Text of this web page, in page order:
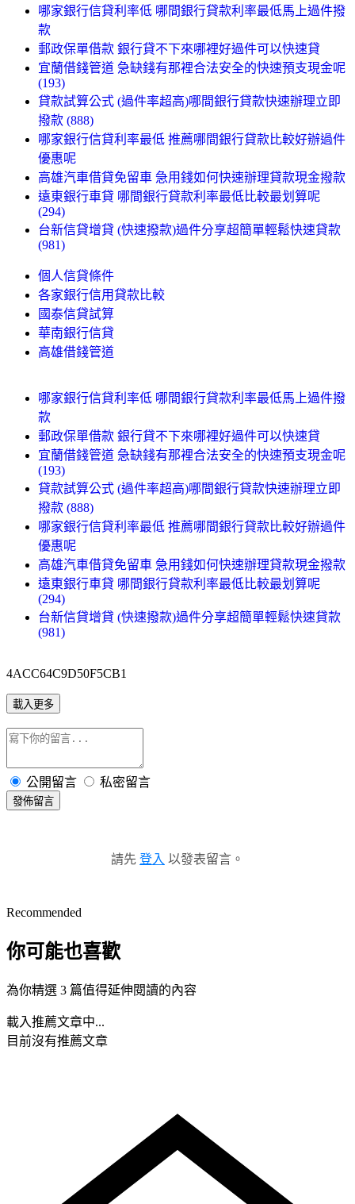
哪家銀行信貸利率低 哪間銀行貸款利率最低馬上過件撥
款
郵政保單借款 銀行貸不下來哪裡好過件可以快速貸
宜蘭借錢管道 急缺錢有那裡合法安全的快速預支現金呢
(193)
貸款試算公式 (過件率超高)哪間銀行貸款快速辦理立即
撥款 (888)
哪家銀行信貸利率最低 推薦哪間銀行貸款比較好辦過件
優惠呢
高雄汽車借貸免留車 急用錢如何快速辦理貸款現金撥款
遠東銀行車貸 哪間銀行貸款利率最低比較最划算呢
(294)
台新信貸增貸 (快速撥款)過件分享超簡單輕鬆快速貸款
(981)
個人信貸條件
各家銀行信用貸款比較
國泰信貸試算
華南銀行信貸
高雄借錢管道
哪家銀行信貸利率低 哪間銀行貸款利率最低馬上過件撥
款
郵政保單借款 銀行貸不下來哪裡好過件可以快速貸
宜蘭借錢管道 急缺錢有那裡合法安全的快速預支現金呢
(193)
貸款試算公式 (過件率超高)哪間銀行貸款快速辦理立即
撥款 (888)
哪家銀行信貸利率最低 推薦哪間銀行貸款比較好辦過件
優惠呢
高雄汽車借貸免留車 急用錢如何快速辦理貸款現金撥款
遠東銀行車貸 哪間銀行貸款利率最低比較最划算呢
(294)
台新信貸增貸 (快速撥款)過件分享超簡單輕鬆快速貸款
(981)
4ACC64C9D50F5CB1
載入更多
公開留言 私密留言
發佈留言
請先 登入 以發表留言。
Recommended
你可能也喜歡
為你精選 3 篇值得延伸閱讀的內容
載入推薦文章中...
目前沒有推薦文章